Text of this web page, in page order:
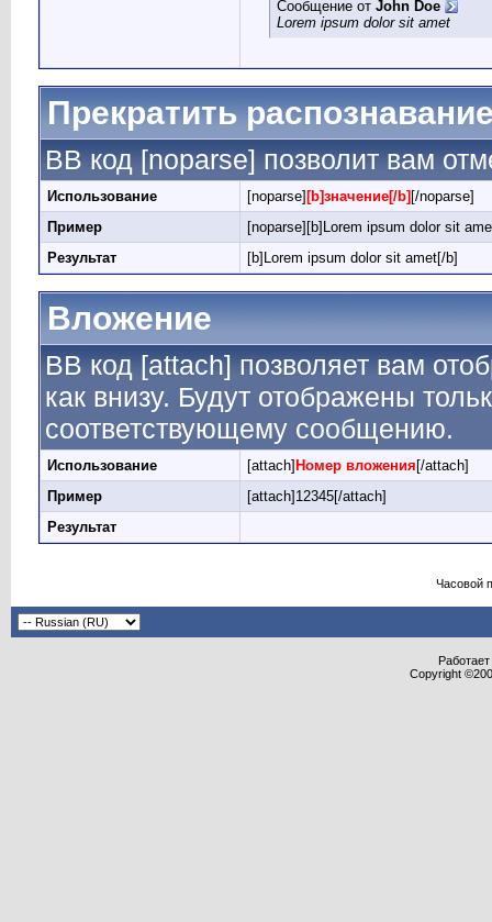
Сообщение от John Doe
Lorem ipsum dolor sit amet
Прекратить
BB код [noparse] позволит вам
Использование [noparse] [b]значение[/b] [/noparse]
Пример
[noparse][b]Lorem ipsum dolor sit
Результат
[b]Lorem ipsum dolor sit amet[/b]
Вложение
BB код [attach] позволяет вам
как внизу. Будут отображены
соответствующему сообщению.
Использование [attach] Номер вложения [/attach]
Пример
[attach]12345[/attach]
Результат
Часовой
Copyright